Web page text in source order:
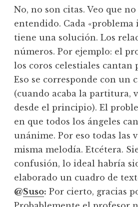
No, no son citas. Veo que no
entendido. Cada «problema
tiene una solución. Los
números. Por ejemplo: el
los coros celestiales cantan
Eso se corresponde con un
(cuando acaba la partitura,
desde el principio). El
en que todos los ángeles
unánime. Por eso todas las
misma melodía. Etcétera.
confusión, lo ideal habría
elaborado un cuadro de
@Suso: Por cierto, gracias